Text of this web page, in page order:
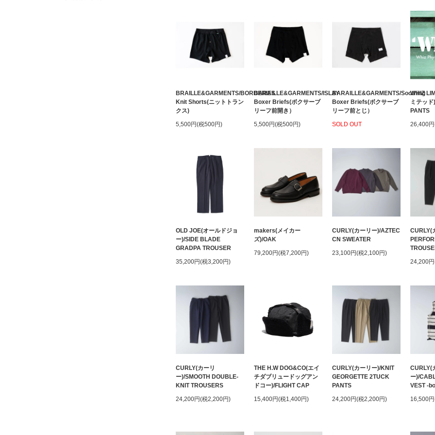
BRAILLE&GARMENTS/BORDERIES
Knit Shorts(ニットトラン
クス)
5,500円(税500円)
BARAILLE&GARMENTS/ISLAY
Boxer Briefs(ボクサーブ
リーフ前開き）
5,500円(税500円)
BARAILLE&GARMENTS/Soothing
Boxer Briefs(ボクサーブ
リーフ前とじ）
SOLD OUT
WHIZ
ミテッ
PANTS
26,400
OLD JOE(オールドジョ
ー)/SIDE BLADE
GRADPA TROUSER
35,200円(税3,200円)
makers(メイカー
ズ)/OAK
79,200円(税7,200円)
CURLY(カーリー)/AZTEC
CN SWEATER
23,100円(税2,100円)
CURLY(
24,200
CURLY(カーリ
ー)/SMOOTH DOUBLE-
KNIT TROUSERS
24,200円(税2,200円)
THE H.W DOG&CO(エイ
チダブリュードッグアン
ドコー)/FLIGHT CAP
15,400円(税1,400円)
CURLY(カーリー)/KNIT
GEORGETTE 2TUCK
PANTS
24,200円(税2,200円)
CURLY(
ー)/
VEST -
16,500